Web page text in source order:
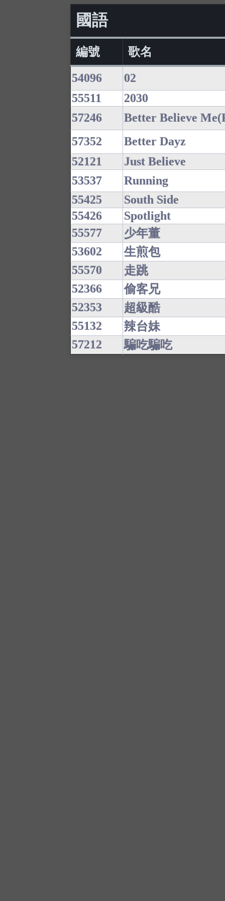
國語
編號
歌名
54096
02
55511
2030
57246
Better Believe
57352
Better Dayz
52121
Just Believe
53537
Running
55425
South Side
55426
Spotlight
55577
少年董
53602
生煎包
55570
走跳
52366
偷客兄
52353
超級酷
55132
辣台妹
57212
騙吃騙吃